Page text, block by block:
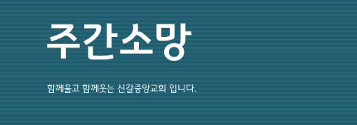
주간소망
함께울고 함께웃는 신갈중앙교회 입니다.